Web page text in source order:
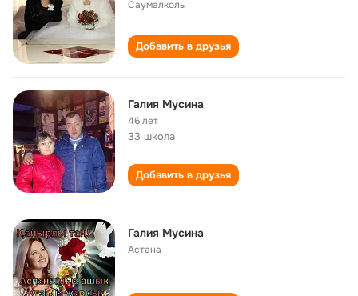
Саумалколь
Добавить в друзья
Галия Мусина
46 лет
33 школа
Добавить в друзья
Галия Мусина
Астана